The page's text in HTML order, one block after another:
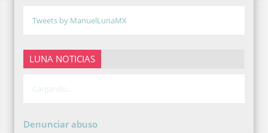
Tweets by ManuelLunaMX
LUNA NOTICIAS
Cargando...
Denunciar abuso